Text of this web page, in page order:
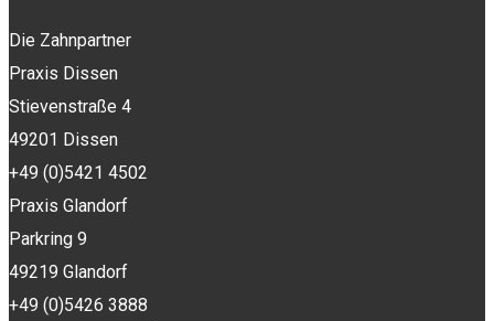
Die Zahnpartner
Praxis Dissen
Stievenstraße 4
49201 Dissen
+49 (0)5421 4502
Praxis Glandorf
Parkring 9
49219 Glandorf
+49 (0)5426 3888